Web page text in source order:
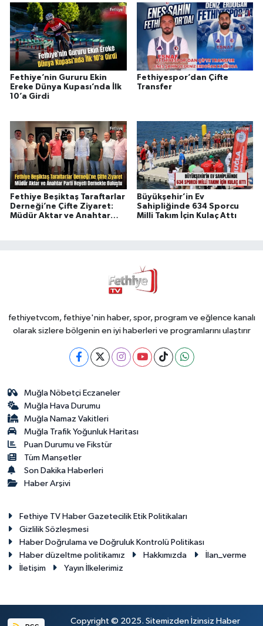
Fethiye’nin Gururu Ekin
Ereke Dünya Kupası’nda İlk
10’a Girdi
Fethiyespor’dan Çifte
Transfer
Fethiye Beşiktaş Taraftarlar
Derneği’ne Çifte Ziyaret:
Müdür Aktar ve Anahtar
Büyükşehir’in Ev
Sahipliğinde 634 Sporcu
Milli Takım İçin Kulaç Attı
fethiyetvcom, fethiye'nin haber, spor, program ve eğlence kanalı
olarak sizlere bölgenin en iyi haberleri ve programlarını ulaştırır
Muğla Nöbetçi Eczaneler
Muğla Hava Durumu
Muğla Namaz Vakitleri
Muğla Trafik Yoğunluk Haritası
Puan Durumu ve Fikstür
Tüm Manşetler
Son Dakika Haberleri
Haber Arşivi
Fethiye TV Haber Gazetecilik Etik Politikaları
Gizlilik Sözleşmesi
Haber Doğrulama ve Doğruluk Kontrolü Politikası
Haber düzeltme politikamız
Hakkımızda
İlan_verme
İletişim
Yayın İlkelerimiz
Copyright © 2025. Sitemizden İzinsiz Haber